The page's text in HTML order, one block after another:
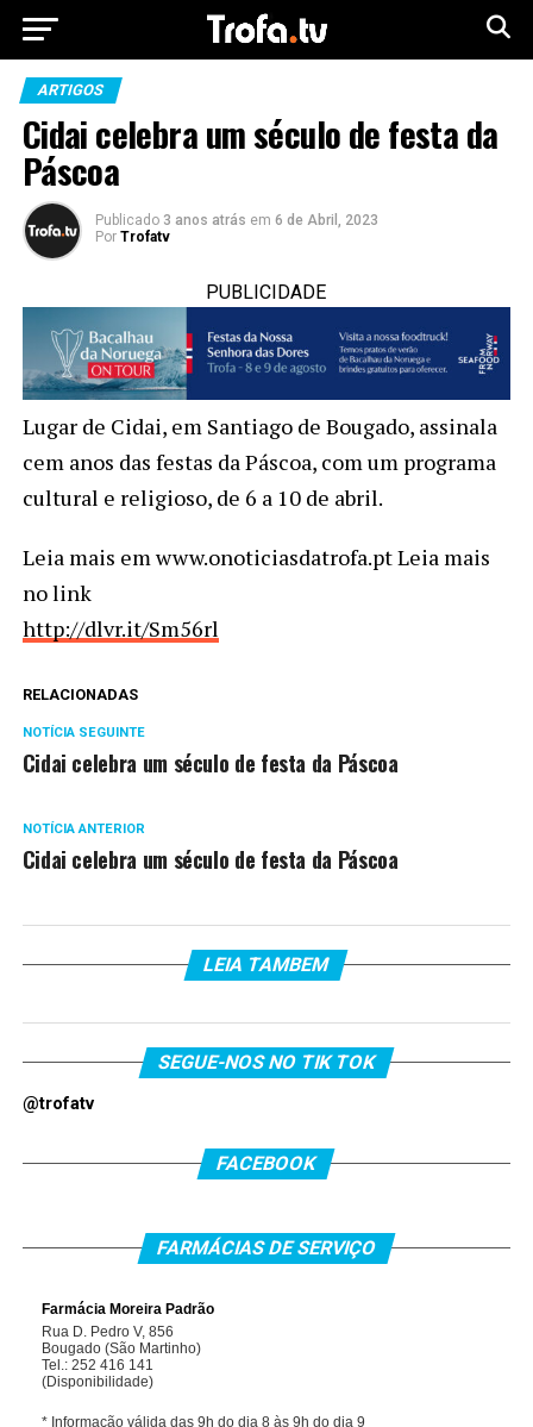
ARTIGOS
Cidai celebra um século de festa da
Páscoa
Publicado 3 anos atrás em 6 de Abril, 2023
Por Trofatv
PUBLICIDADE
Lugar de Cidai, em Santiago de Bougado, assinala
cem anos das festas da Páscoa, com um programa
cultural e religioso, de 6 a 10 de abril.
Leia mais em www.onoticiasdatrofa.pt Leia mais
no link
http://dlvr.it/Sm56rl
RELACIONADAS
NOTÍCIA SEGUINTE
Cidai celebra um século de festa da Páscoa
NOTÍCIA ANTERIOR
Cidai celebra um século de festa da Páscoa
LEIA TAMBEM
SEGUE-NOS NO TIK TOK
@trofatv
FACEBOOK
FARMÁCIAS DE SERVIÇO